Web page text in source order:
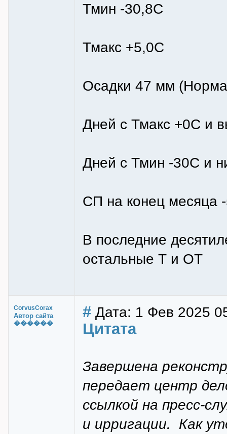
Тмин -30,8С
Тмакс +5,0С
Осадки 47 мм
Дней с Тмакс +0С и
Дней с Тмин -30С и
СП на конец месяца
В последние
остальные Т и ОТ
CorvusCorax
Автор сайта
������
# Дата: 1 Фев 2025
Цитата
Завершена
передает центр
ссылкой на пресс-
и ирригации. Как